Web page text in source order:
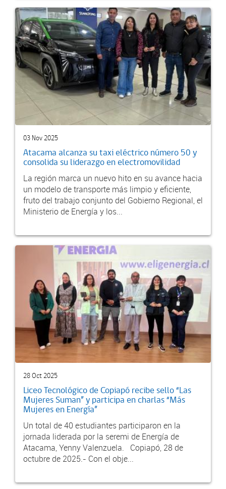
03 Nov 2025
Atacama alcanza su taxi eléctrico número 50 y
consolida su liderazgo en electromovilidad
La región marca un nuevo hito en su avance hacia
un modelo de transporte más limpio y eficiente,
fruto del trabajo conjunto del Gobierno Regional, el
Ministerio de Energía y los...
28 Oct 2025
Liceo Tecnológico de Copiapó recibe sello “Las
Mujeres Suman” y participa en charlas “Más
Mujeres en Energía”
Un total de 40 estudiantes participaron en la
jornada liderada por la seremi de Energía de
Atacama, Yenny Valenzuela. Copiapó, 28 de
octubre de 2025.- Con el obje...